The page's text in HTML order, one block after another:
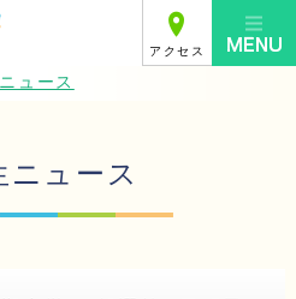
アクセス
ュース
ニュース